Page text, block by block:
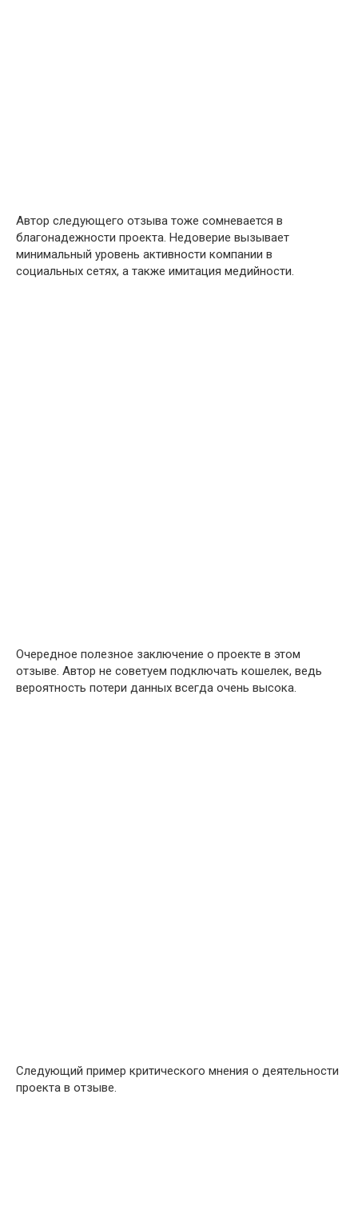
Автор следующего отзыва тоже сомневается в
благонадежности проекта. Недоверие вызывает
минимальный уровень активности компании в
социальных сетях, а также имитация медийности.
Очередное полезное заключение о проекте в этом
отзыве. Автор не советуем подключать кошелек, ведь
вероятность потери данных всегда очень высока.
Следующий пример критического мнения о деятельности
проекта в отзыве.